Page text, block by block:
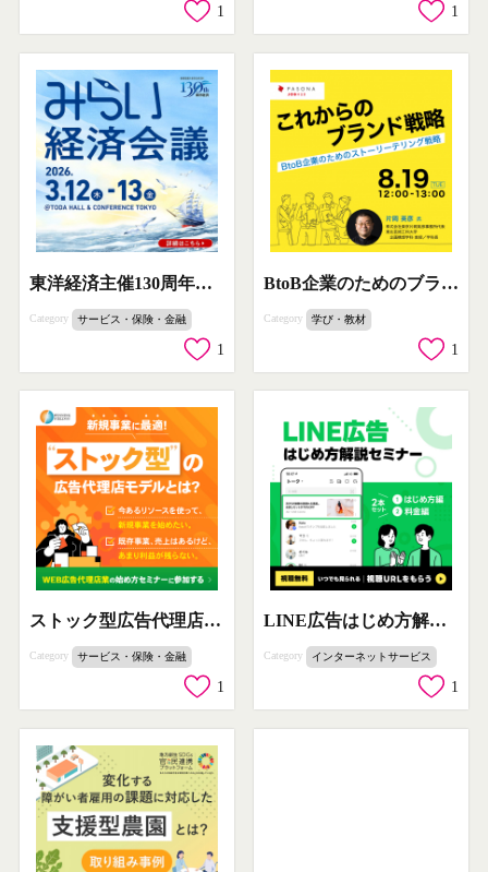
1 1
東洋経済主催130周年記念 みらい経済会議
Category サービス・保険・金融
1
BtoB企業のためのブランド戦略・ストーリーテリングセミナー（PASONA JOBHUB）
Category 学び・教材
1
ストック型広告代理店モデル紹介セミナー
Category サービス・保険・金融
1
LINE広告はじめ方解説セミナー（はじめ方編＆料金編セット）
Category インターネットサービス
1